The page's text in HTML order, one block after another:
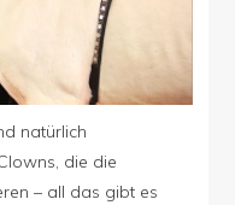
natürlich
die die
– all das gibt es